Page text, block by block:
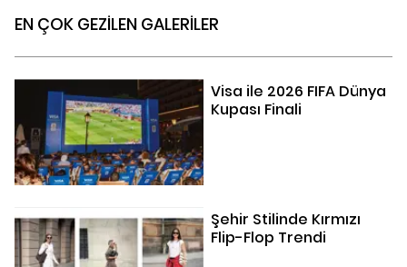
EN ÇOK GEZİLEN GALERİLER
Visa ile 2026 FIFA Dünya
Kupası Finali
Şehir Stilinde Kırmızı
Flip-Flop Trendi